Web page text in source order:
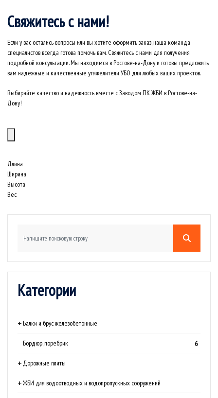
Свяжитесь с нами!
Если у вас остались вопросы или вы хотите оформить заказ, наша команда
специалистов всегда готова помочь вам. Свяжитесь с нами для получения
подробной консультации. Мы находимся в Ростове-на-Дону и готовы предложить
вам надежные и качественные утяжелители УБО для любых ваших проектов.
Выбирайте качество и надежность вместе с Заводом ПК ЖБИ в Ростове-на-
Дону!
Длина
Ширина
Высота
Вес
Категории
Балки и брус железобетонные
Бордюр, поребрик 6
Дорожные плиты
ЖБИ для водоотводных и водопропускных сооружений